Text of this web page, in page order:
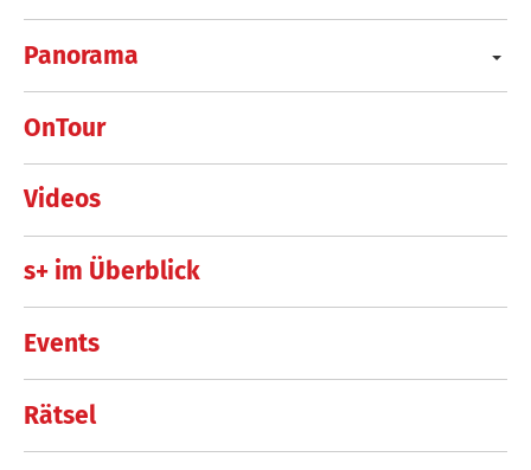
Panorama
OnTour
Videos
s+ im Überblick
Events
Rätsel